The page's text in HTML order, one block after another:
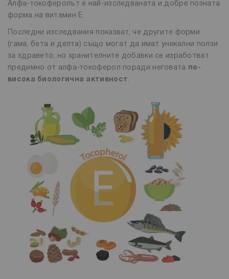
Алфа-токоферолът е най-изследваната и добре позната
форма на витамин Е.
Последни изследвания показват, че другите форми
(гама, бета и делта) също могат да имат уникални ползи
за здравето, но хранителните добавки се изработват
предимно от алфа-токоферол поради неговата
по-
висока биологична активност.